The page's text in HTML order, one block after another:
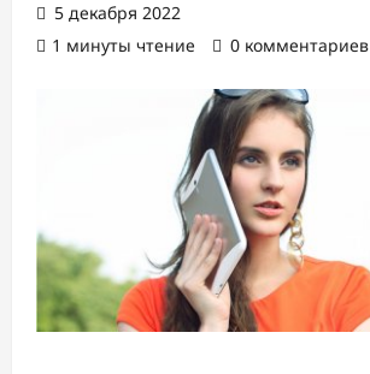
5 декабря 2022
1 минуты чтение
0 комментариев